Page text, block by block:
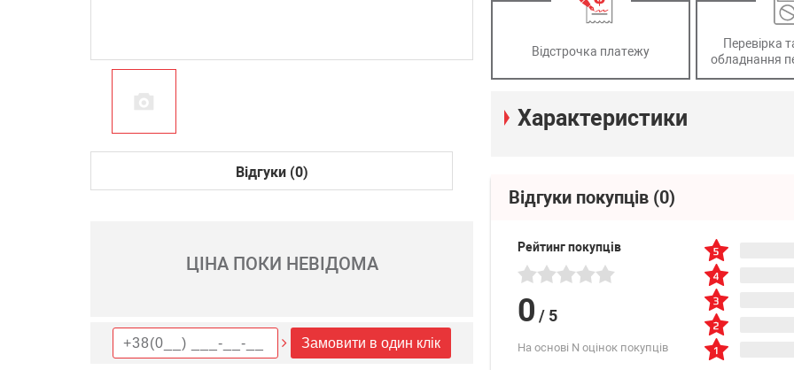
Відгуки (0)
ЦІНА ПОКИ НЕВІДОМА
Замовити в один клік
Відстрочка платежу
Перевірка
обладнання
Характеристики
Відгуки покупців (0)
Рейтинг покупців
0 / 5
На основі N оцінок покупців